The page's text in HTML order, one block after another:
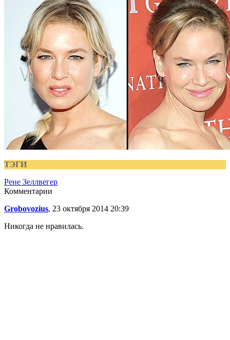
ТЭГИ
Рене Зеллвегер
Комментарии
Grobovozius, 23 октября 2014 20:39
Никогда не нравилась.